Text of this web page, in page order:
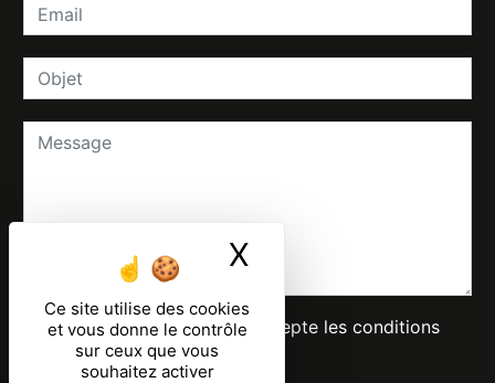
Ce site utilise des cookies
et vous donne le contrôle
sur ceux que vous
souhaitez activer
X
En cochant cette case, j'accepte les conditions
particulières ci-dessous **